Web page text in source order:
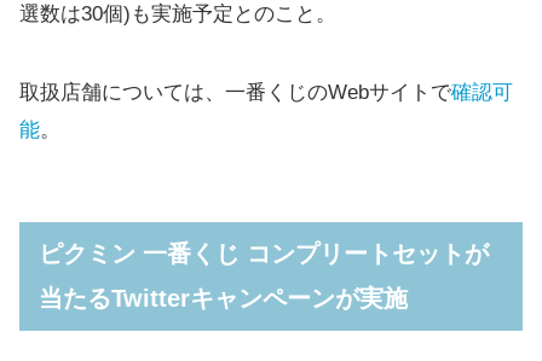
選数は30個)も実施予定とのこと。
取扱店舗については、一番くじのWebサイトで確認可
能。
ピクミン 一番くじ コンプリートセットが
当たるTwitterキャンペーンが実施